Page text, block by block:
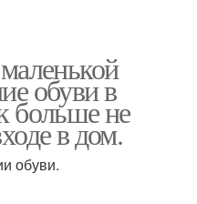
обуви в
больше не
в дом.
обуви.